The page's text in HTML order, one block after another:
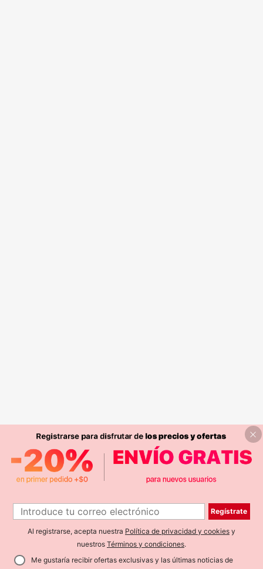
Regístrate
Al registrarse, acepta nuestra Política de privacidad y cookies y
nuestros Términos y condiciones.
Me gustaría recibir ofertas exclusivas y las últimas noticias de